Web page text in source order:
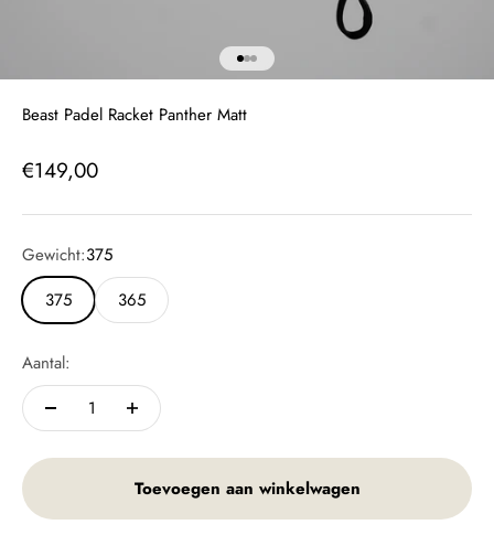
Naar artikel 1
Naar artikel 2
Naar artikel 3
Beast Padel Racket Panther Matt
Aanbiedingsprijs
€149,00
Gewicht:375
375
365
Aantal:
Toevoegen aan winkelwagen